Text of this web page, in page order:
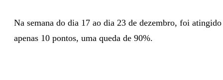
Na semana do dia 17 ao dia 23 de dezembro, foi
apenas 10 pontos, uma queda de 90%.